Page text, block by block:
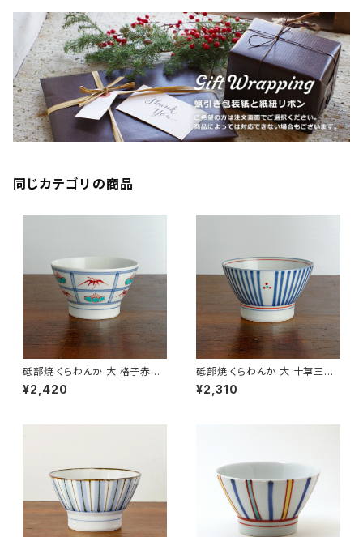
同じカテゴリの商品
砥部焼 くらわんか 大 格子赤梅
笹 梅山窯 愛媛県【ご飯茶碗】
【飯碗】【伝統工芸品】【民藝品】
¥2,420
砥部焼 くらわんか 大 十草三つ
紋 梅山窯 愛媛県【ご飯茶碗】
【飯碗】【伝統工芸品】【民藝品】
¥2,310